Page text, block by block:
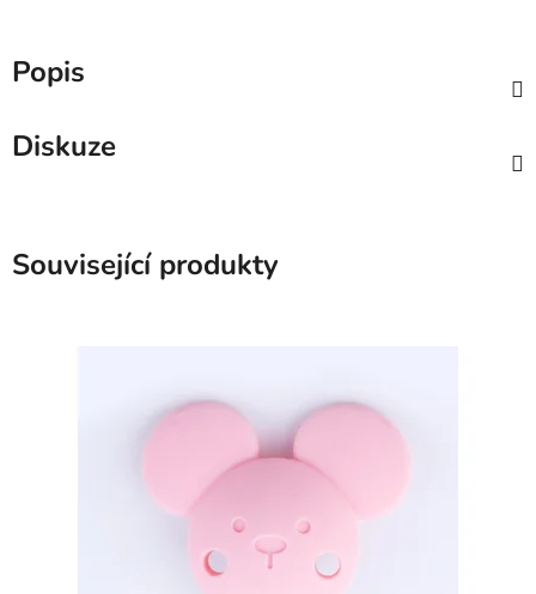
Popis
Diskuze
Související produkty